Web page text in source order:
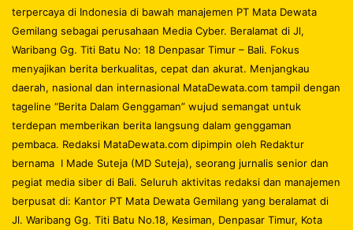
terpercaya di Indonesia di bawah manajemen PT Mata Dewata
Gemilang sebagai perusahaan Media Cyber. Beralamat di Jl,
Waribang Gg. Titi Batu No: 18 Denpasar Timur – Bali. Fokus
menyajikan berita berkualitas, cepat dan akurat. Menjangkau
daerah, nasional dan internasional MataDewata.com tampil dengan
tageline “Berita Dalam Genggaman” wujud semangat untuk
terdepan memberikan berita langsung dalam genggaman
pembaca. Redaksi MataDewata.com dipimpin oleh Redaktur
bernama I Made Suteja (MD Suteja), seorang jurnalis senior dan
pegiat media siber di Bali. Seluruh aktivitas redaksi dan manajemen
berpusat di: Kantor PT Mata Dewata Gemilang yang beralamat di
Jl. Waribang Gg. Titi Batu No.18, Kesiman, Denpasar Timur, Kota